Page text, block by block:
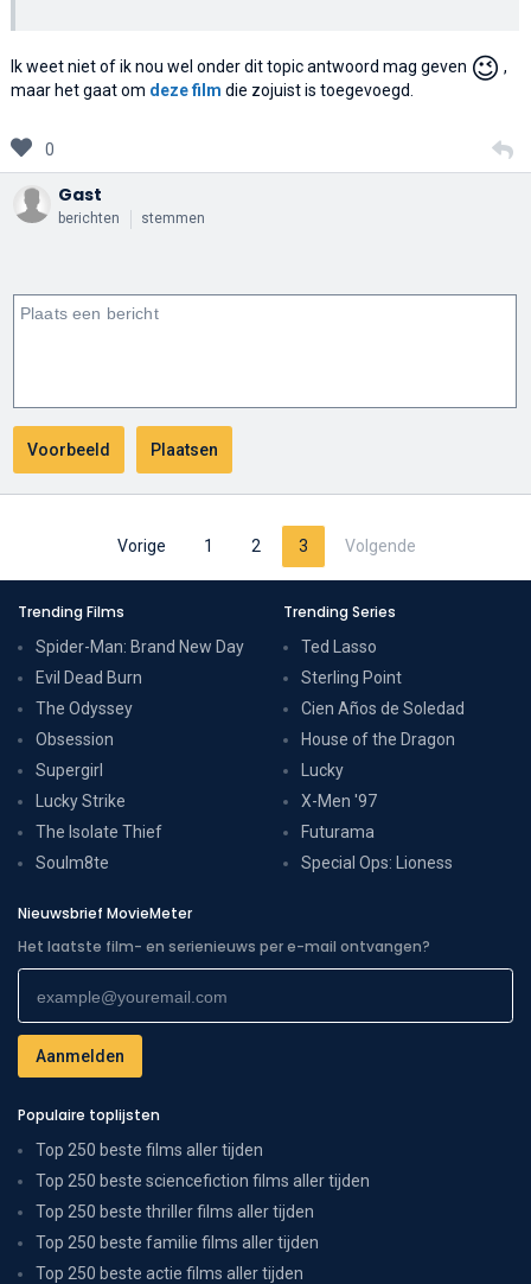
Ik weet niet of ik nou wel onder dit topic antwoord mag geven 😉 ,
maar het gaat om deze film die zojuist is toegevoegd.
0
Gast
berichten stemmen
Vorige 1 2 3 Volgende
Trending Films
Spider-Man: Brand New Day
Evil Dead Burn
The Odyssey
Obsession
Supergirl
Lucky Strike
The Isolate Thief
Soulm8te
Trending Series
Ted Lasso
Sterling Point
Cien Años de Soledad
House of the Dragon
Lucky
X-Men '97
Futurama
Special Ops: Lioness
Nieuwsbrief MovieMeter
Het laatste film- en serienieuws per e-mail ontvangen?
Populaire toplijsten
Top 250 beste films aller tijden
Top 250 beste sciencefiction films aller tijden
Top 250 beste thriller films aller tijden
Top 250 beste familie films aller tijden
Top 250 beste actie films aller tijden